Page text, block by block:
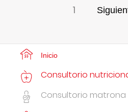
1
Inicio
Consultorio
Consultorio matrona